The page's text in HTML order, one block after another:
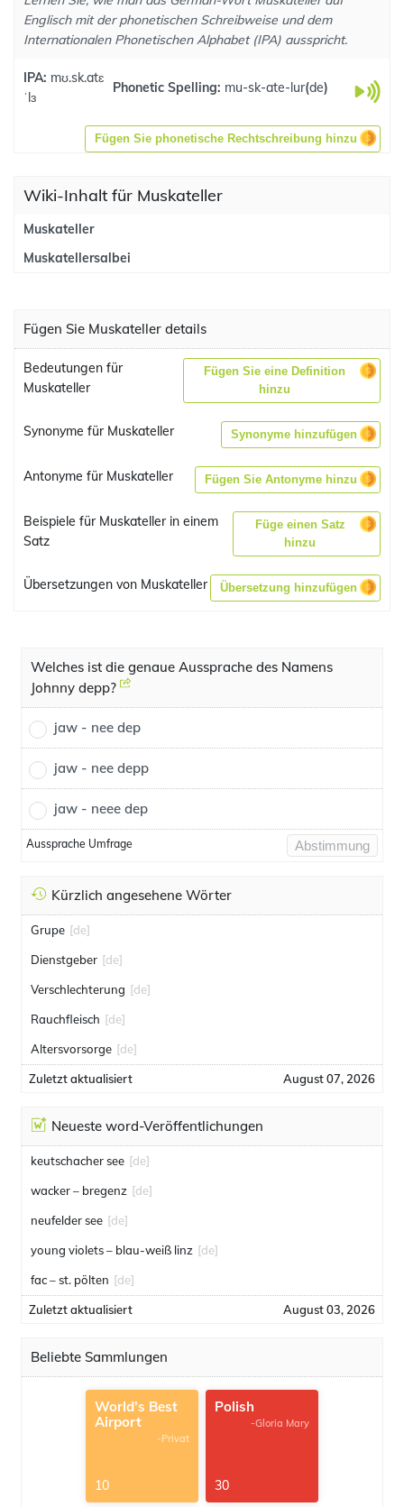
Englisch mit der phonetischen Schreibweise und dem
Internationalen Phonetischen Alphabet (IPA) ausspricht.
IPA: mʊ.sk.atɛ
ˈlɜ
Phonetic Spelling: mu-sk-ate-lur(de)
Fügen Sie phonetische Rechtschreibung hinzu
Wiki-Inhalt für Muskateller
Muskateller
Muskatellersalbei
Fügen Sie Muskateller details
Bedeutungen für
Muskateller
Fügen Sie eine Definition
hinzu
Synonyme für Muskateller Synonyme hinzufügen
Antonyme für Muskateller Fügen Sie Antonyme hinzu
Beispiele für Muskateller in einem
Satz
Füge einen Satz
hinzu
Übersetzungen von Muskateller Übersetzung hinzufügen
Welches ist die genaue Aussprache des Namens
Johnny depp?
jaw - nee dep
jaw - nee depp
jaw - neee dep
Aussprache Umfrage Abstimmung
Kürzlich angesehene Wörter
Grupe [de]
Dienstgeber [de]
Verschlechterung [de]
Rauchfleisch [de]
Altersvorsorge [de]
Zuletzt aktualisiert August 07, 2026
Neueste word-Veröffentlichungen
keutschacher see [de]
wacker – bregenz [de]
neufelder see [de]
young violets – blau-weiß linz [de]
fac – st. pölten [de]
Zuletzt aktualisiert August 03, 2026
Beliebte Sammlungen
World's Best
Airport
-Privat
10
Polish
-Gloria Mary
30